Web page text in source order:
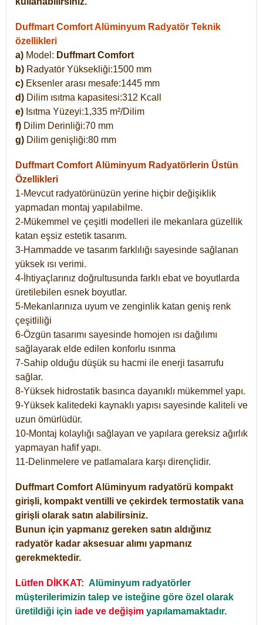
Duffmart Comfort Alüminyum Radyatör Teknik
özellikleri
a) Model: Duffmart Comfort
b) Radyatör Yüksekliği:1500 mm
c) Eksenler arası mesafe:1445 mm
d) Dilim ısıtma kapasitesi:312 Kcall
e) Isıtma Yüzeyi:1,335 m²/Dilim
f) Dilim Derinliği:70 mm
g) Dilim genişliği:80 mm
Duffmart Comfort Alüminyum Radyatörlerin Üstün
Özellikleri
1-Mevcut radyatörünüzün yerine hiçbir değişiklik
yapmadan montaj yapılabilme.
2-Mükemmel ve çeşitli modelleri ile mekanlara güzellik
katan eşsiz estetik tasarım.
3-Hammadde ve tasarım farklılığı sayesinde sağlanan
yüksek ısı verimi.
4-İhtiyaçlarınız doğrultusunda farklı ebat ve boyutlarda
üretilebilen esnek boyutlar.
5-Mekanlarınıza uyum ve zenginlik katan geniş renk
çeşitliliği
6-Özgün tasarımı sayesinde homojen ısı dağılımı
sağlayarak elde edilen konforlu ısınma
7-Sahip olduğu düşük su hacmi ile enerji tasarrufu
sağlar.
8-Yüksek hidrostatik basınca dayanıklı mükemmel yapı.
9-Yüksek kalitedeki kaynaklı yapısı sayesinde kaliteli ve
uzun ömürlüdür.
10-Montaj kolaylığı sağlayan ve yapılara gereksiz ağırlık
yapmayan hafif yapı.
11-Delinmelere ve patlamalara karşı dirençlidir.
Duffmart Comfort Alüminyum radyatörü kompakt
girişli, kompakt ventilli ve çekirdek termostatik vana
girişli olarak satın alabilirsiniz.
Bunun için yapmanız gereken satın aldığınız
radyatör kadar aksesuar alımı yapmanız
gerekmektedir.
Lütfen DİKKAT: Alüminyum radyatörler
müşterilerimizin talep ve isteğine göre özel olarak
üretildiği için iade ve değişim yapılamamaktadır.